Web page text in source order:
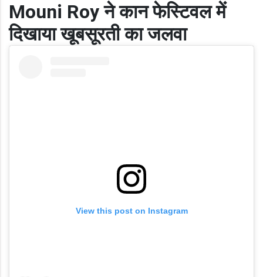
Mouni Roy ने कान फेस्टिवल में
दिखाया खूबसूरती का जलवा
View this post on Instagram